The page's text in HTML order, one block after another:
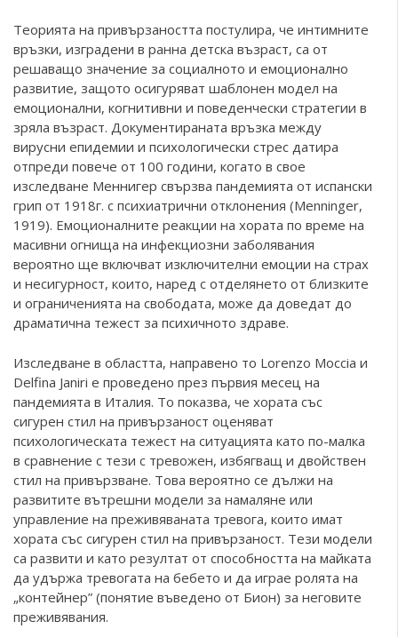
Теорията на привързаността постулира, че интимните
връзки, изградени в ранна детска възраст, са от
решаващо значение за социалното и емоционално
развитие, защото осигуряват шаблонен модел на
емоционални, когнитивни и поведенчески стратегии в
зряла възраст. Документираната връзка между
вирусни епидемии и психологически стрес датира
отпреди повече от 100 години, когато в свое
изследване Меннигер свързва пандемията от испански
грип от 1918г. с психиатрични отклонения (Menninger,
1919). Емоционалните реакции на хората по време на
масивни огнища на инфекциозни заболявания
вероятно ще включват изключителни емоции на страх
и несигурност, които, наред с отделянето от близките
и ограниченията на свободата, може да доведат до
драматична тежест за психичното здраве.
Изследване в областта, направено то Lorenzo Moccia и
Delfina Janiri е проведено през първия месец на
пандемията в Италия. То показва, че хората със
сигурен стил на привързаност оценяват
психологическата тежест на ситуацията като по-малка
в сравнение с тези с тревожен, избягващ и двойствен
стил на привързване. Това вероятно се дължи на
развитите вътрешни модели за намаляне или
управление на преживяваната тревога, които имат
хората със сигурен стил на привързаност. Тези модели
са развити и като резултат от способността на майката
да удържа тревогата на бебето и да играе ролята на
„контейнер” (понятие въведено от Бион) за неговите
преживявания.